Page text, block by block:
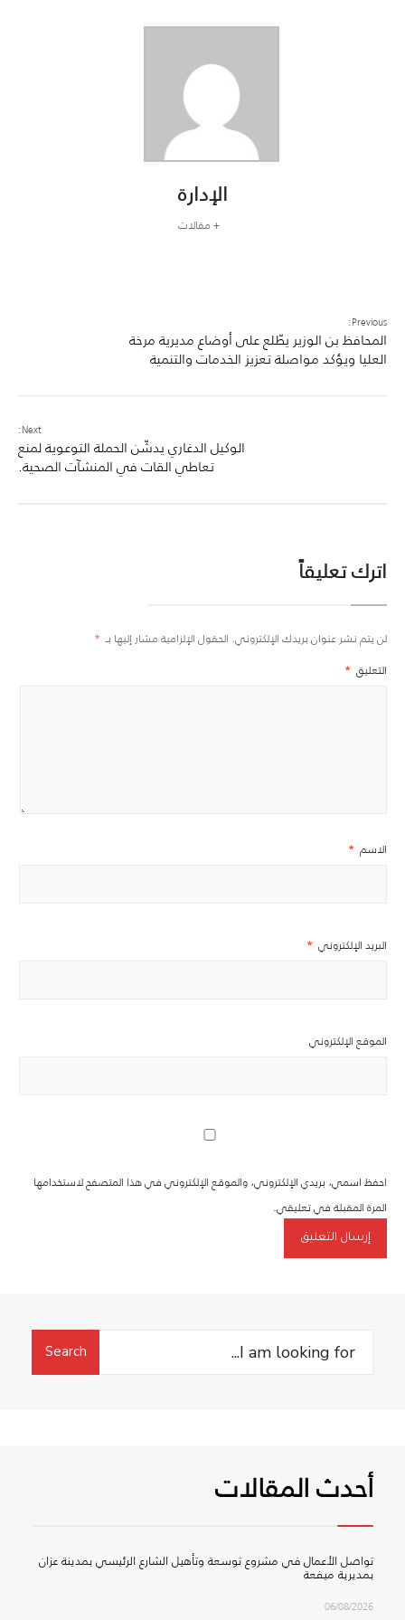
الإدارة
+ مقالات
Previous:
المحافظ بن الوزير يطّلع على أوضاع مديرية مرخة
العليا ويؤكد مواصلة تعزيز الخدمات والتنمية
Next:
الوكيل الدغاري يدشّن الحملة التوعوية لمنع
تعاطي القات في المنشآت الصحية.
اترك تعليقاً
لن يتم نشر عنوان بريدك الإلكتروني. الحقول الإلزامية مشار إليها بـ *
التعليق *
الاسم *
البريد الإلكتروني *
الموقع الإلكتروني
احفظ اسمي، بريدي الإلكتروني، والموقع الإلكتروني في هذا المتصفح لاستخدامها
المرة المقبلة في تعليقي.
Search
Search
أحدث المقالات
تواصل الأعمال في مشروع توسعة وتأهيل الشارع الرئيسي بمدينة عزان
بمديرية ميفعة
06/08/2026